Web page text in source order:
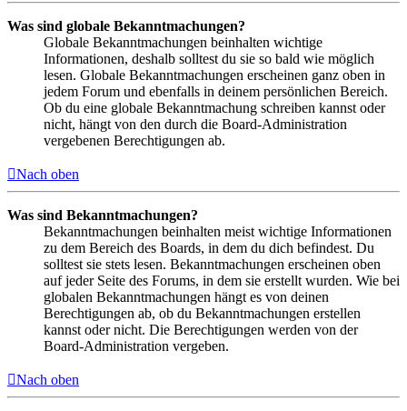
Was sind globale Bekanntmachungen?
Globale Bekanntmachungen beinhalten wichtige
Informationen, deshalb solltest du sie so bald wie möglich
lesen. Globale Bekanntmachungen erscheinen ganz oben in
jedem Forum und ebenfalls in deinem persönlichen Bereich.
Ob du eine globale Bekanntmachung schreiben kannst oder
nicht, hängt von den durch die Board-Administration
vergebenen Berechtigungen ab.
Nach oben
Was sind Bekanntmachungen?
Bekanntmachungen beinhalten meist wichtige Informationen
zu dem Bereich des Boards, in dem du dich befindest. Du
solltest sie stets lesen. Bekanntmachungen erscheinen oben
auf jeder Seite des Forums, in dem sie erstellt wurden. Wie bei
globalen Bekanntmachungen hängt es von deinen
Berechtigungen ab, ob du Bekanntmachungen erstellen
kannst oder nicht. Die Berechtigungen werden von der
Board-Administration vergeben.
Nach oben